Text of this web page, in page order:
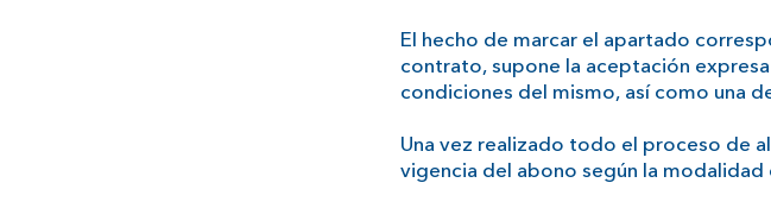
El hecho de marcar el apartado
contrato, supone la aceptación
condiciones del mismo, así como una
Una vez realizado todo el proceso de
vigencia del abono según la